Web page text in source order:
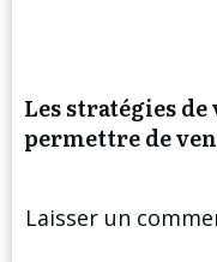
Les stratégies
permettre de
Laisser un